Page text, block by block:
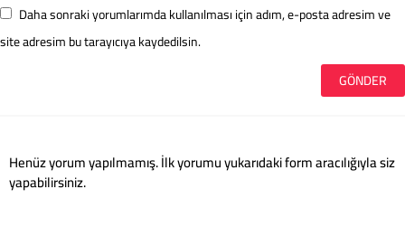
Daha sonraki yorumlarımda kullanılması için adım, e-posta adresim ve
site adresim bu tarayıcıya kaydedilsin.
Henüz yorum yapılmamış. İlk yorumu yukarıdaki form aracılığıyla siz
yapabilirsiniz.